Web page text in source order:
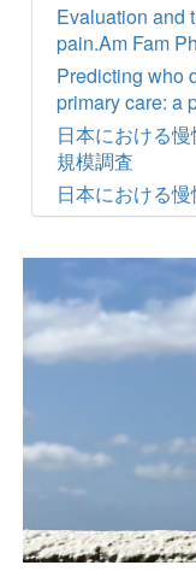
Evaluation and
pain.Am Fam
Predicting who
primary care: a
日本における
規模調査
日本における